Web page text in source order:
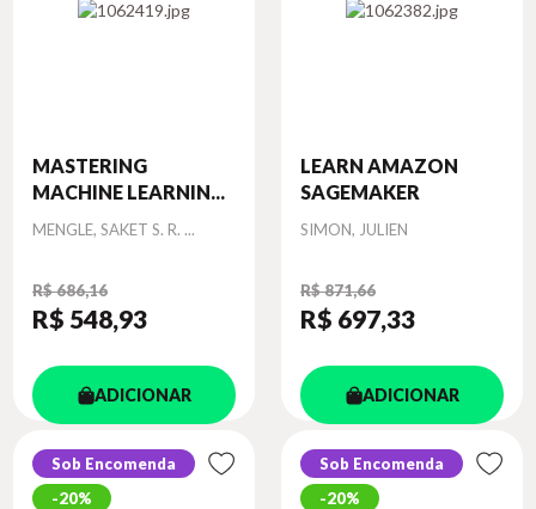
MASTERING
MACHINE LEARNIN...
Autor
MENGLE, SAKET S. R. ...
R$ 686,16
R$ 548,93
ADICIONAR
LEARN AMAZON
SAGEMAKER
Autor
SIMON, JULIEN
R$ 871,66
R$ 697,33
ADICIONAR
Sob Encomenda
20%
Sob Encomenda
20%